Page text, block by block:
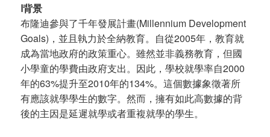
ا背景
布隆迪參與了千年發展計畫(Millennium Development
Goals)，並且執力於全納教育。自從2005年，教育就
成為當地政府的政策重心。雖然並非義務教育，但國
小學童的學費由政府支出。因此，學校就學率自2000
年的63%提升至2010年的134%。這個數據象徵著所
有應該就學學生的數字。然而，擁有如此高數據的背
後的主因是延遲就學或者重複就學的學生。